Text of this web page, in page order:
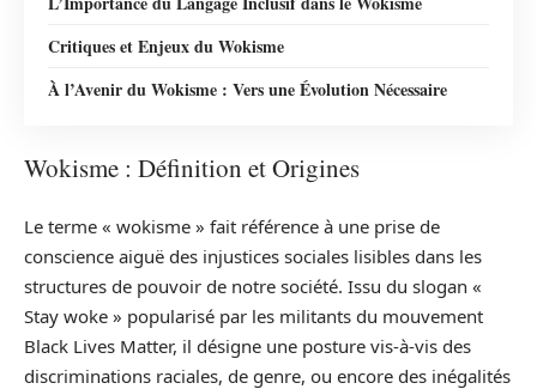
Critiques et Enjeux du Wokisme
À l’Avenir du Wokisme : Vers une Évolution Nécessaire
Wokisme : Définition et Origines
Le terme « wokisme » fait référence à une prise de
conscience aiguë des injustices sociales lisibles dans les
structures de pouvoir de notre société. Issu du slogan «
Stay woke » popularisé par les militants du mouvement
Black Lives Matter, il désigne une posture vis-à-vis des
discriminations raciales, de genre, ou encore des inégalités